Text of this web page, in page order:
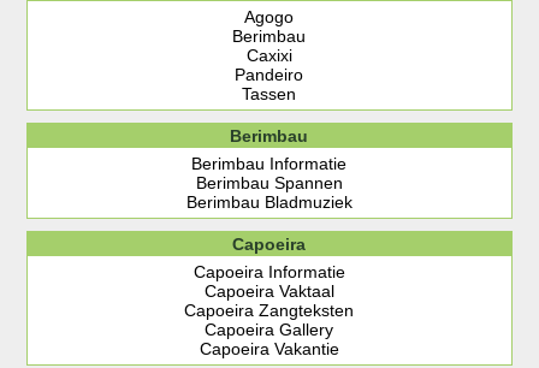
Agogo
Berimbau
Caxixi
Pandeiro
Tassen
Berimbau
Berimbau Informatie
Berimbau Spannen
Berimbau Bladmuziek
Capoeira
Capoeira Informatie
Capoeira Vaktaal
Capoeira Zangteksten
Capoeira Gallery
Capoeira Vakantie